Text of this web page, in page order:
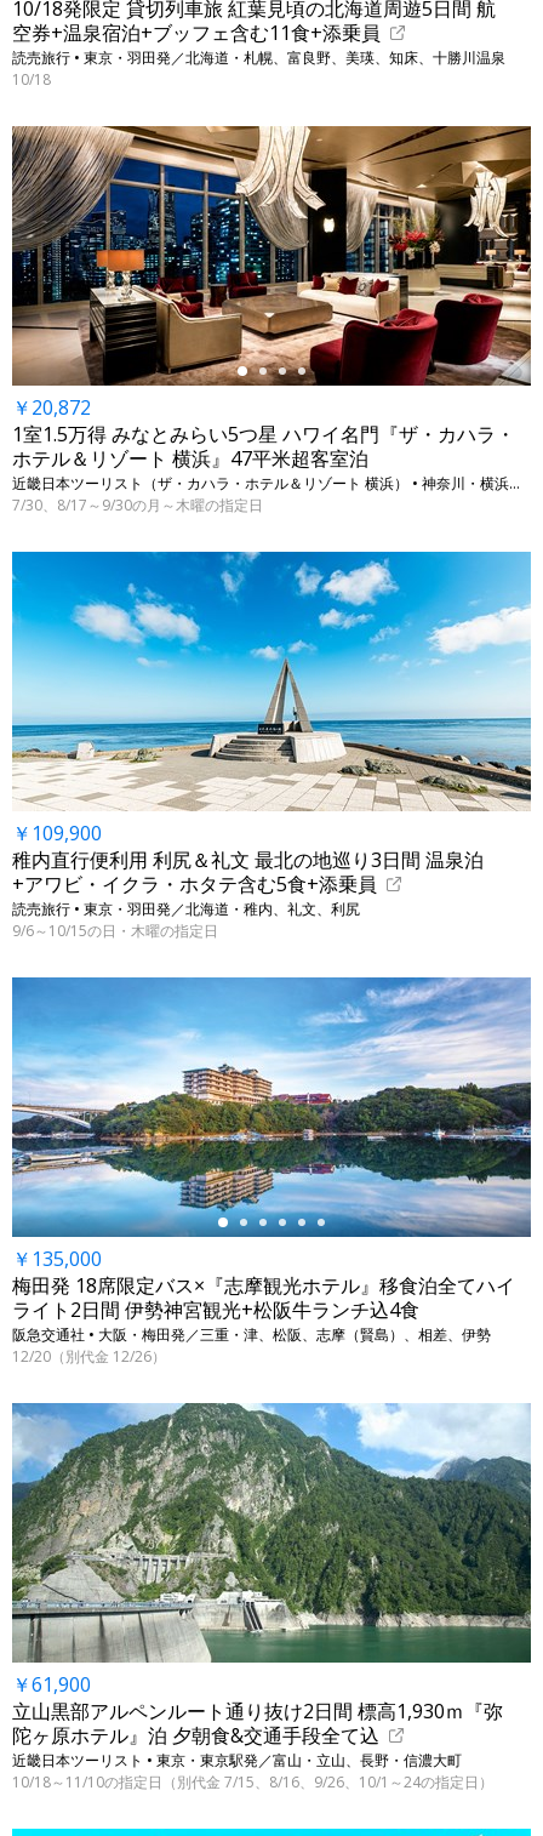
10/18発限定 貸切列車旅 紅葉見頃の北海道周遊5日間 航
空券+温泉宿泊+ブッフェ含む11食+添乗員
読売旅行 • 東京・羽田発／北海道・札幌、富良野、美瑛、知床、十勝川温泉
10/18
←
￥20,872
1室1.5万得 みなとみらい5つ星 ハワイ名門『ザ・カハラ・
ホテル＆リゾート 横浜』47平米超客室泊
近畿日本ツーリスト（ザ・カハラ・ホテル＆リゾート 横浜） • 神奈川・横浜（みなとみらい）
7/30、8/17～9/30の月～木曜の指定日
￥109,900
稚内直行便利用 利尻＆礼文 最北の地巡り3日間 温泉泊
+アワビ・イクラ・ホタテ含む5食+添乗員
読売旅行 • 東京・羽田発／北海道・稚内、礼文、利尻
9/6～10/15の日・木曜の指定日
←
￥135,000
梅田発 18席限定バス×『志摩観光ホテル』移食泊全てハイ
ライト2日間 伊勢神宮観光+松阪牛ランチ込4食
阪急交通社 • 大阪・梅田発／三重・津、松阪、志摩（賢島）、相差、伊勢
12/20（別代金 12/26）
￥61,900
立山黒部アルペンルート通り抜け2日間 標高1,930ｍ『弥
陀ヶ原ホテル』泊 夕朝食&交通手段全て込
近畿日本ツーリスト • 東京・東京駅発／富山・立山、長野・信濃大町
10/18～11/10の指定日（別代金 7/15、8/16、9/26、10/1～24の指定日）